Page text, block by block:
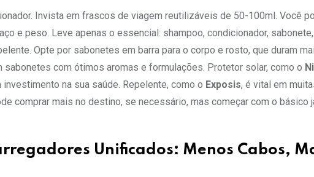
Invista em frascos de viagem reutilizáveis de 50-100ml. Você
e peso. Leve apenas o essencial: shampoo, condicionador,
Opte por sabonetes em barra para o corpo e rosto, que duram
sabonetes com ótimos aromas e formulações. Protetor solar, como o
na sua saúde. Repelente, como o Exposis, é vital em
comprar mais no destino, se necessário, mas começar com o básico
Unificados: Menos Cabos,